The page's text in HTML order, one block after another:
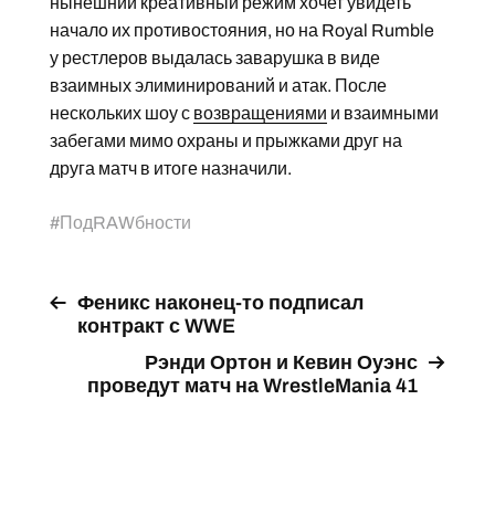
начало их противостояния, но на Royal Rumble
у рестлеров выдалась заварушка в виде
взаимных элиминирований и атак. После
нескольких шоу с возвращениями и взаимными
забегами мимо охраны и прыжками друг на
друга матч в итоге назначили.
#ПодRAWбности
Феникс наконец-то подписал
контракт с WWE
Рэнди Ортон и Кевин Оуэнс
проведут матч на WrestleMania 41